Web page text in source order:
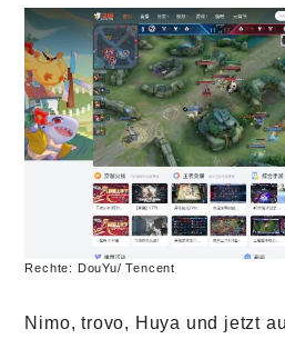
Rechte: DouYu/ Tencent
Nimo, trovo, Huya und jetzt